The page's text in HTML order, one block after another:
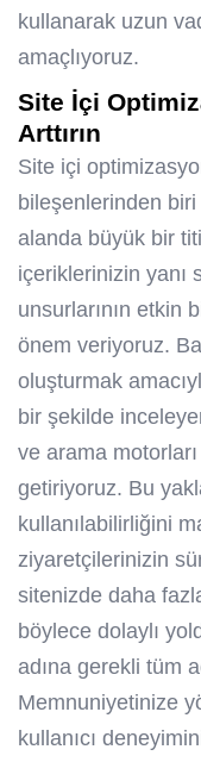
kullanarak uzun
amaçlıyoruz.
Site İçi
Arttırın
Site içi
bileşenlerinden biri
alanda büyük bir
içeriklerinizin yanı
unsurlarının etkin
önem veriyoruz.
oluşturmak
bir şekilde
ve arama
getiriyoruz. Bu
kullanılabilirliğini
ziyaretçilerinizin
sitenizde daha
böylece dolaylı
adına gerekli tüm
Memnuniyetinize
kullanıcı